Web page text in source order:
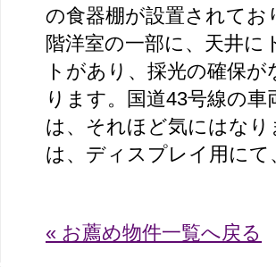
の食器棚が設置されてお
階洋室の一部に、天井に
トがあり、採光の確保
ります。国道43号線の車
は、それほど気にはな
は、ディスプレイ用に
« お薦め物件一覧へ戻る